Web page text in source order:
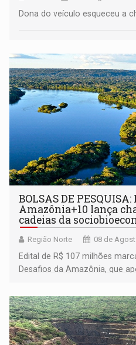
Dona do veículo esqueceu a
BOLSAS DE
Amazônia+10 lança
cadeias da
Região Norte 08 de
Edital de R$ 107 milhões
Desafios da Amazônia, que
submissão de pré-propostas
setembro